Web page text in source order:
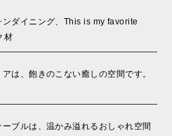
ダイニング、This is my favorite
材
は、飽きのこない癒しの空間です。
ブルは、温かみ溢れるおしゃれ空間